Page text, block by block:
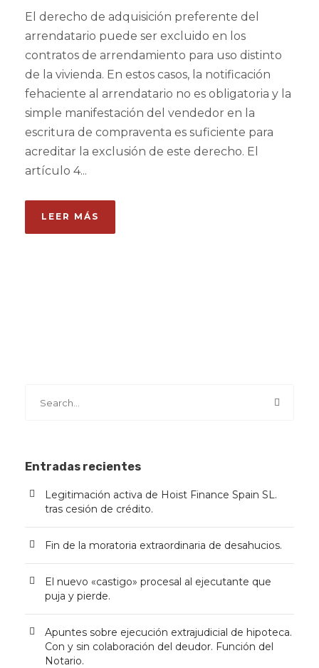
El derecho de adquisición preferente del
arrendatario puede ser excluido en los
contratos de arrendamiento para uso distinto
de la vivienda. En estos casos, la notificación
fehaciente al arrendatario no es obligatoria y la
simple manifestación del vendedor en la
escritura de compraventa es suficiente para
acreditar la exclusión de este derecho. El
artículo 4...
LEER MÁS
Entradas recientes
Legitimación activa de Hoist Finance Spain SL.
tras cesión de crédito.
Fin de la moratoria extraordinaria de desahucios.
El nuevo «castigo» procesal al ejecutante que
puja y pierde.
Apuntes sobre ejecución extrajudicial de hipoteca.
Con y sin colaboración del deudor. Función del
Notario.